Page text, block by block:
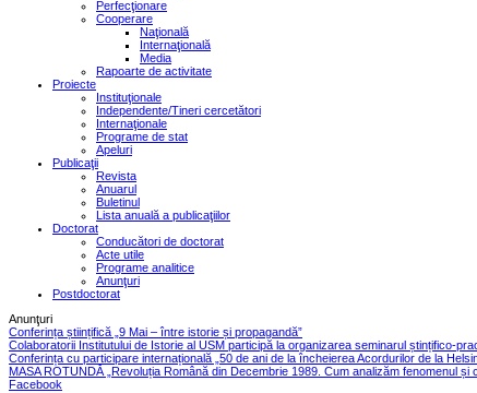
Perfecţionare
Cooperare
Naţională
Internaţională
Media
Rapoarte de activitate
Proiecte
Instituţionale
Independente/Tineri cercetători
Internaţionale
Programe de stat
Apeluri
Publicaţii
Revista
Anuarul
Buletinul
Lista anuală a publicaţiilor
Doctorat
Conducători de doctorat
Acte utile
Programe analitice
Anunţuri
Postdoctorat
Anunţuri
Conferința științifică „9 Mai – între istorie și propagandă”
Colaboratorii Institutului de Istorie al USM participă la organizarea seminarul ștințifico-
Conferința cu participare internațională „50 de ani de la încheierea Acordurilor de la
MASA ROTUNDĂ „Revoluția Română din Decembrie 1989. Cum analizăm fenomenul și
Facebook